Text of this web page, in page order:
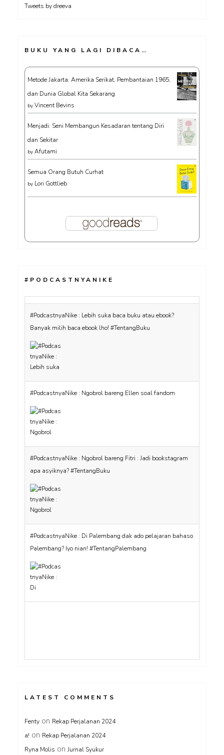
Tweets by dreeva
BUKU YANG LAGI DIBACA…
Metode Jakarta: Amerika Serikat, Pembantaian 1965,
dan Dunia Global Kita Sekarang
by Vincent Bevins
Menjadi: Seni Membangun Kesadaran tentang Diri
dan Sekitar
by Afutami
Semua Orang Butuh Curhat
by Lori Gottlieb
#PODCASTNYANIKE
Banyak milih baca ebook lho! #TentangBuku
apa asyiknya? #TentangBuku
Palembang? Iyo nian! #TentangPalembang
LATEST COMMENTS
Fenty on Rekap Perjalanan 2024
a! on Rekap Perjalanan 2024
Ryna Molis on Jurnal Syukur